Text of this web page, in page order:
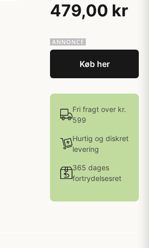
479,00 kr
Køb her
Fri fragt over kr.
599
Hurtig og diskret
levering
365 dages
fortrydelsesret